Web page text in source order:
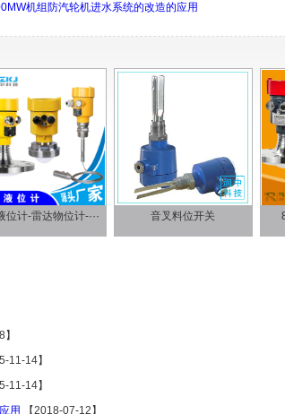
机组防汽轮机进水系统的改造的应用
位计-雷达物位计-··· 音叉料位开关
11-14】
11-14】
用
【2018-07-12】